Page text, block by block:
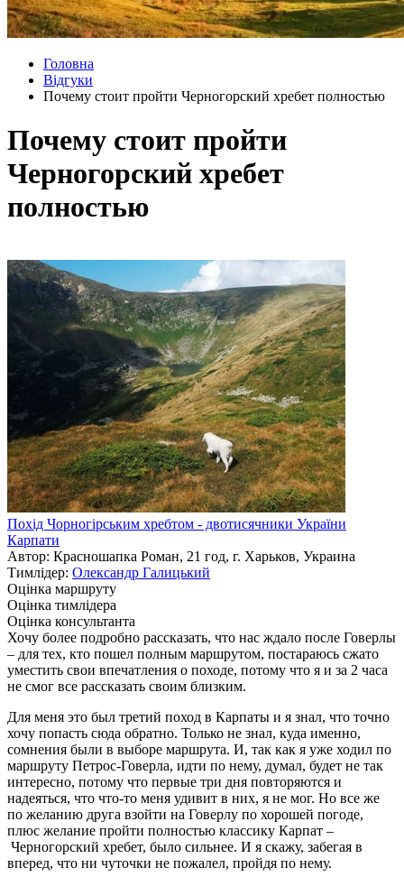
Головна
Відгуки
Почему стоит пройти Черногорский хребет полностью
Почему стоит пройти
Черногорский хребет
полностью
Похід Чорногірським хребтом - двотисячники України
Карпати
Автор: Красношапка Роман, 21 год, г. Харьков, Украина
Тимлідер: Олександр Галицький
Оцінка маршруту
Оцінка тимлідера
Оцінка консультанта
Хочу более подробно рассказать, что нас ждало после Говерлы
– для тех, кто пошел полным маршрутом, постараюсь сжато
уместить свои впечатления о походе, потому что я и за 2 часа
не смог все рассказать своим близким.
Для меня это был третий поход в Карпаты и я знал, что точно
хочу попасть сюда обратно. Только не знал, куда именно,
сомнения были в выборе маршрута. И, так как я уже ходил по
маршруту Петрос-Говерла, идти по нему, думал, будет не так
интересно, потому что первые три дня повторяются и
надеяться, что что-то меня удивит в них, я не мог. Но все же
по желанию друга взойти на Говерлу по хорошей погоде,
плюс желание пройти полностью классику Карпат –
Черногорский хребет, было сильнее. И я скажу, забегая в
вперед, что ни чуточки не пожалел, пройдя по нему.